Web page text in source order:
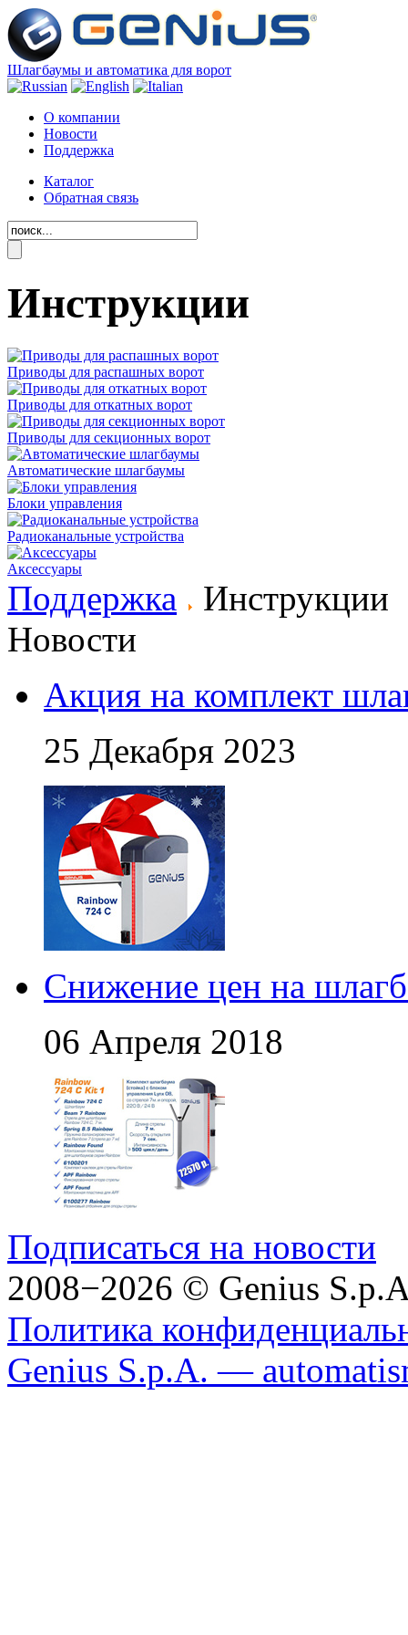
Шлагбаумы и автоматика для ворот
О компании
Новости
Поддержка
Каталог
Обратная связь
Инструкции
Приводы для распашных ворот
Приводы для откатных ворот
Приводы для секционных ворот
Автоматические шлагбаумы
Блоки управления
Радиоканальные устройства
Аксессуары
Поддержка
Инструкции
Новости
Акция на комплект
25 Декабря 2023
Снижение цен на
06 Апреля 2018
Подписаться на новости
2008−2026 © Genius
Политика
Genius S.p.A. —